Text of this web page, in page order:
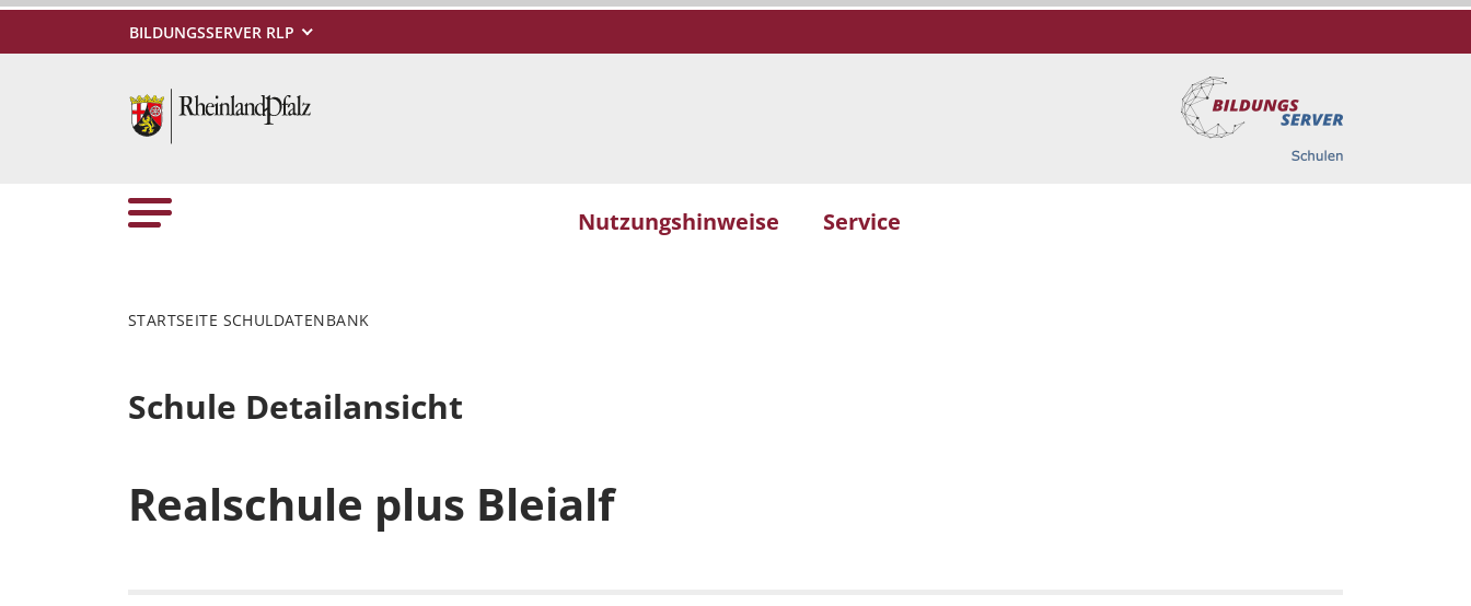
BILDUNGSSERVER RLP
Nutzungshinweise Service
STARTSEITE SCHULDATENBANK
Schule Detailansicht
Realschule plus Bleialf